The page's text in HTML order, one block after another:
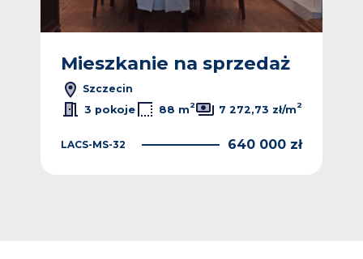
Mieszkanie na sprzedaż
Szczecin
3 pokoje
88 m2 7 272,73 zł/m2
LACS-MS-32 640 000 zł